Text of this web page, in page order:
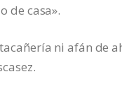
de casa».
ni afán de